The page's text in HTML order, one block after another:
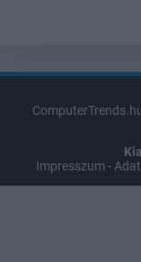
Impresszum -